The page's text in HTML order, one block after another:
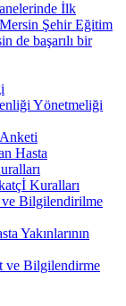
İlk
Şehir Eğitim
de başarılı bir
Yönetmeliği
Hasta
Kuralları
ve Bilgilendirilme
Yakınlarının
ve Bilgilendirme